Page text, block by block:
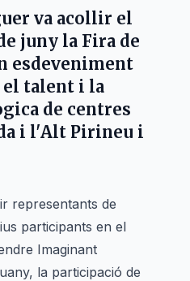
va acollir el
juny la Fira de
esdeveniment
el talent i la
de centres
i l'Alt Pirineu i
representants de
participants en el
Imaginant
la participació de